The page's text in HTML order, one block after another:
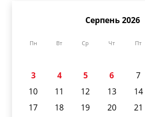
Серпень 2026
Пн Вт Ср Чт Пт
3
4 5 6 7
10
11 12 13 14
17
18 19 20 21